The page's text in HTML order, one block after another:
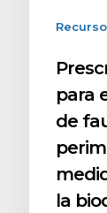
para
de
la